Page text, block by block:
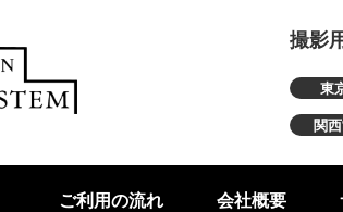
撮影
東
関
ご利用の流れ 会社概要